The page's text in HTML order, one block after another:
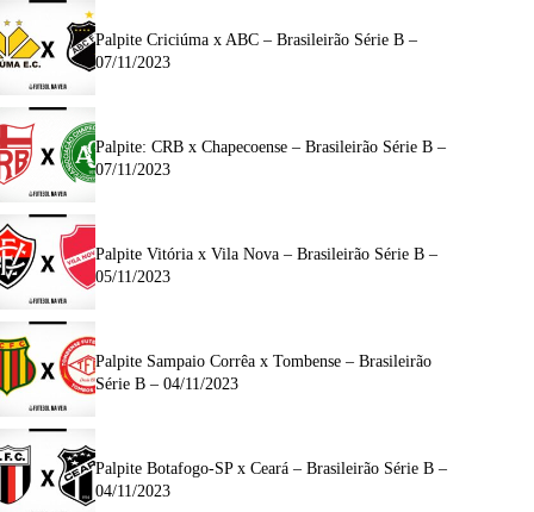
Palpite Criciúma x ABC – Brasileirão Série B –
07/11/2023
Palpite: CRB x Chapecoense – Brasileirão Série B –
07/11/2023
Palpite Vitória x Vila Nova – Brasileirão Série B –
05/11/2023
Palpite Sampaio Corrêa x Tombense – Brasileirão
Série B – 04/11/2023
Palpite Botafogo-SP x Ceará – Brasileirão Série B –
04/11/2023